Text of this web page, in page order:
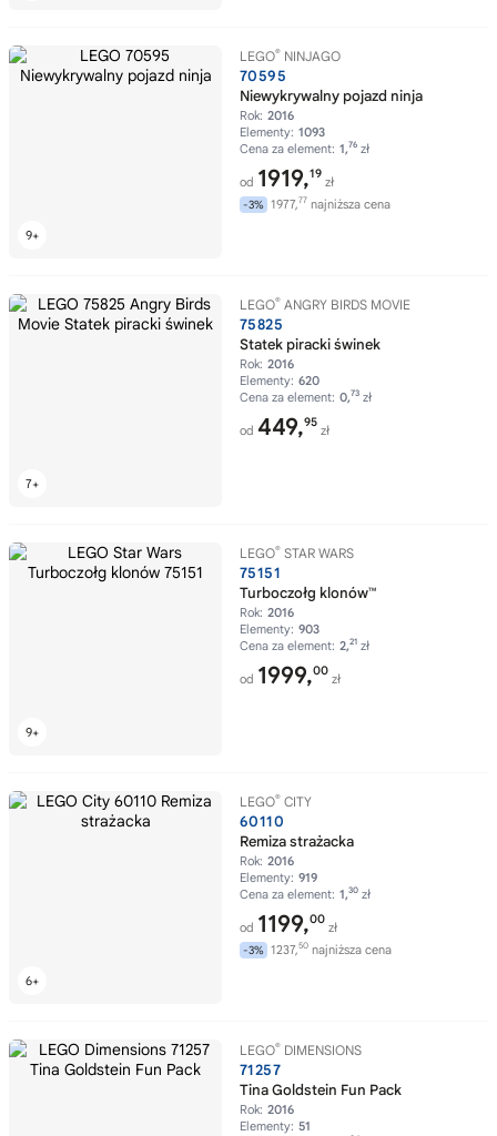
LEGO® NINJAGO
70595
Niewykrywalny pojazd ninja
Rok: 2016
Elementy: 1093
Cena za element: 1,76 zł
od 1919,19
zł
-3% 1977,77 najniższa cena
LEGO® ANGRY BIRDS MOVIE
75825
Statek piracki świnek
Rok: 2016
Elementy: 620
Cena za element: 0,73 zł
od 449,95
zł
LEGO® STAR WARS
75151
Turboczołg klonów™
Rok: 2016
Elementy: 903
Cena za element: 2,21 zł
od 1999,00
zł
LEGO® CITY
60110
Remiza strażacka
Rok: 2016
Elementy: 919
Cena za element: 1,30 zł
od 1199,00
zł
-3% 1237,50 najniższa cena
LEGO® DIMENSIONS
71257
Tina Goldstein Fun Pack
Rok: 2016
Elementy: 51